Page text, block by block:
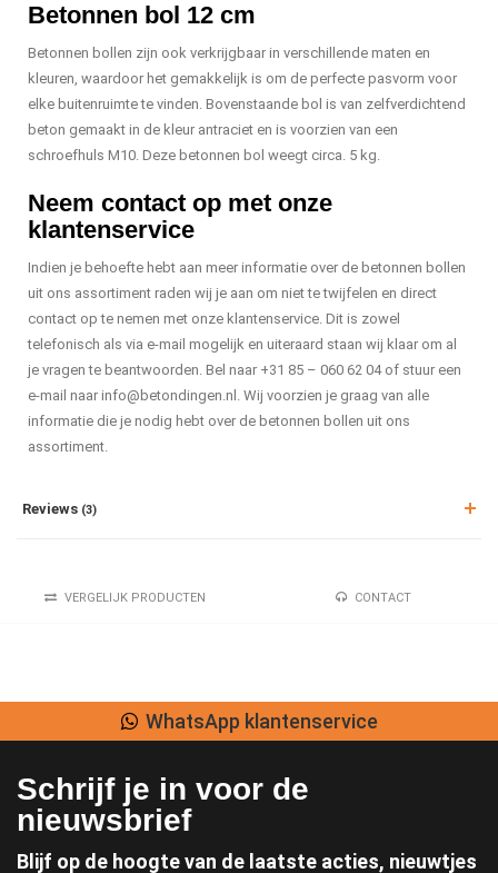
Betonnen bol 12 cm
Betonnen bollen zijn ook verkrijgbaar in verschillende maten en
kleuren, waardoor het gemakkelijk is om de perfecte pasvorm voor
elke buitenruimte te vinden. Bovenstaande bol is van zelfverdichtend
beton gemaakt in de kleur antraciet en is voorzien van een
schroefhuls M10. Deze betonnen bol weegt circa. 5 kg.
Neem contact op met onze
klantenservice
Indien je behoefte hebt aan meer informatie over de betonnen bollen
uit ons assortiment raden wij je aan om niet te twijfelen en direct
contact op te nemen met onze klantenservice. Dit is zowel
telefonisch als via e-mail mogelijk en uiteraard staan wij klaar om al
je vragen te beantwoorden. Bel naar +31 85 – 060 62 04 of stuur een
e-mail naar info@betondingen.nl . Wij voorzien je graag van alle
informatie die je nodig hebt over de betonnen bollen uit ons
assortiment.
Reviews (3)
VERGELIJK PRODUCTEN CONTACT
WhatsApp klantenservice
Schrijf je in voor de
nieuwsbrief
Blijf op de hoogte van de laatste acties, nieuwtjes